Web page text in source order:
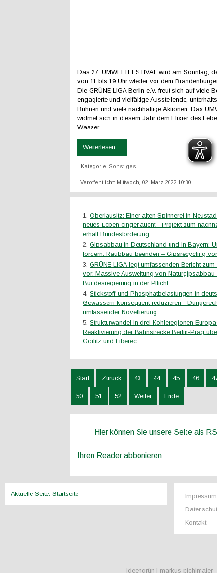
Das 27. UMWELTFESTIVAL wird am Sonntag,
von 11 bis 19 Uhr wieder vor dem
Die GRÜNE LIGA Berlin e.V. freut sich auf viele
engagierte und vielfältige Ausstellende,
Bühnen und viele nachhaltige Aktionen. Das
widmet sich in diesem Jahr dem Elixier des
Wasser.
Weiterlesen ...
Kategorie: Sonstiges
Veröffentlicht: Mittwoch, 02. März 2022 10:30
Oberlausitz: Einer alten Spinnerei in
neues Leben eingehaucht - Projekt zum
erhält Bundesförderung
Gipsabbau in Deutschland und in Bayern:
fordern: Raubbau beenden – Gipsrecycling
GRÜNE LIGA legt umfassenden Bericht
vor: Massive Ausweitung von Naturgipsabbau
Bundesregierung in der Pflicht
Stickstoff-und Phosphatbelastungen in
Gewässern konsequent reduzieren -
umfassender Novellierung
Strukturwandel in drei Kohleregionen
Reaktivierung der Bahnstrecke Berlin-Prag
Görlitz und Liberec
Start Zurück 43 44 45 46
50 51 52 Weiter Ende
Hier können Sie unsere Seite als
Ihren Reader abbonieren
Aktuelle Seite: Startseite
Impressum
Kontakt
ideengrün | markus pichlmaier